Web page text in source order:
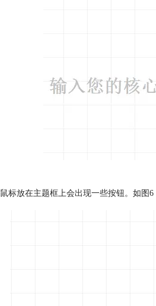
标放在主题框上会出现一些按钮。如图6